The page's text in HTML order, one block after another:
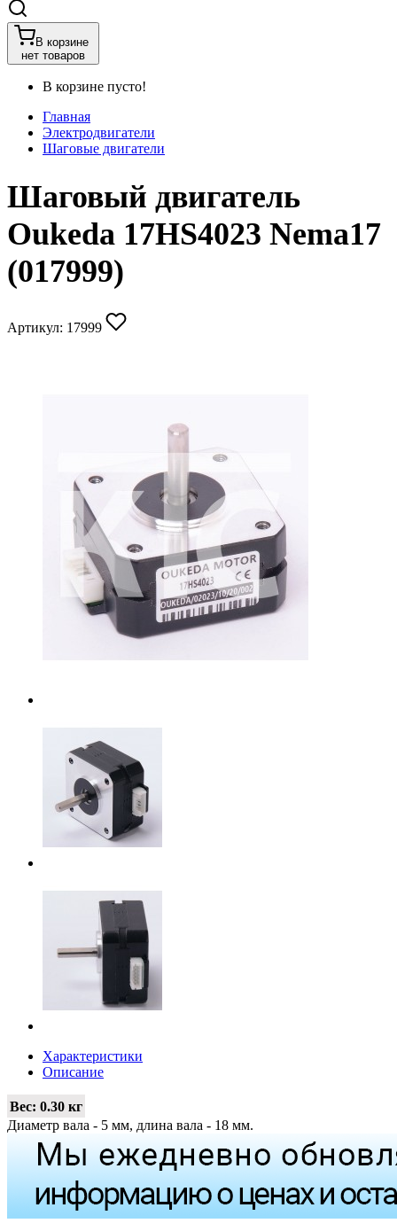
В корзине
нет товаров
В корзине пусто!
Главная
Электродвигатели
Шаговые двигатели
Шаговый двигатель
Oukeda 17HS4023 Nema17
(017999)
Артикул: 17999
Характеристики
Описание
Вес: 0.30 кг
Диаметр вала - 5 мм, длина вала - 18 мм.